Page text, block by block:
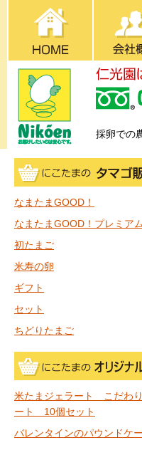
採卵での
なまたまGOOD！
なまたまGOOD！プレミア
初たまご
米寿の卵
ギフト
セット
ちどりたまご
米たまジェラート こだわ
ート 10個セット
バレンタインのパウンドケ